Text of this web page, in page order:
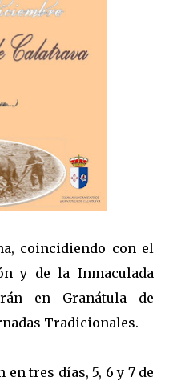
coincidiendo con el
y de la Inmaculada
en Granátula de
Tradicionales.
tres días, 5, 6 y 7 de